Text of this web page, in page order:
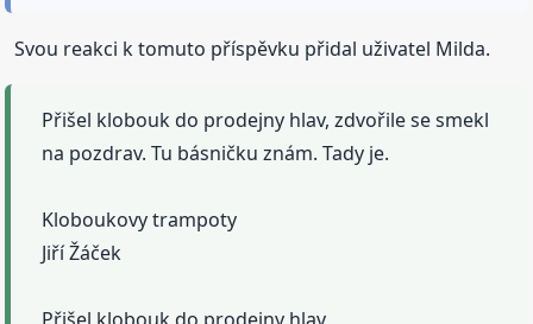
Svou reakci k tomuto příspěvku přidal uživatel Milda.
Přišel klobouk do prodejny hlav, zdvořile se smekl
na pozdrav. Tu básničku znám. Tady je.
Kloboukovy trampoty
Jiří Žáček